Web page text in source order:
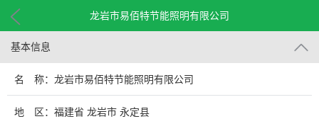
龙岩市易佰特节能照明有限公司
基本信息
名 称：龙岩市易佰特节能照明有限公司
地 区：福建省 龙岩市 永定县